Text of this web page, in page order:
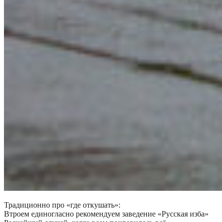
Традиционно про «где откушать»:
Втроем единогласно рекомендуем заведение «Русская изба»